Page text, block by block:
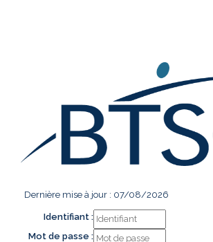
Dernière mise à jour : 07/08/2026
Identifiant :
Mot de passe :